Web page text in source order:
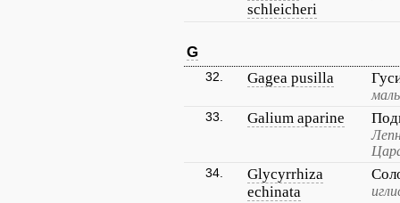
schleicheri
G
32. Gagea pusilla
33. Galium aparine
34.
Glycyrrhiza
echinata